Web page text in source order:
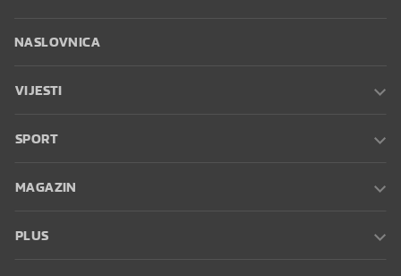
NASLOVNICA
VIJESTI
SPORT
MAGAZIN
PLUS